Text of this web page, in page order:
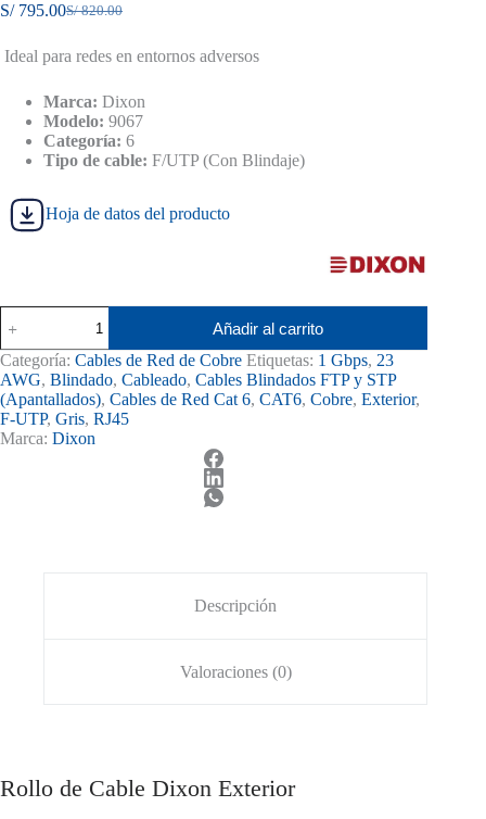
S/820.00
El
original
S/ 820.00.
S/795.00El
actual
S/ 795.00.
Ideal para redes en entornos adversos
Marca: Dixon
Modelo: 9067
Categoría: 6
Tipo de cable: F/UTP (Con Blindaje)
Hoja de datos del producto
de
Cable
F/UTP
Dixon
Cat6
Exterior
Negro
Añadir al carrito
Categoría: Cables de Red de Cobre Etiquetas: 1 Gbps, 23
AWG, Blindado, Cableado, Cables Blindados FTP y STP
(Apantallados), Cables de Red Cat 6, CAT6, Cobre, Exterior,
F-UTP, Gris, RJ45
Marca: Dixon
Descripción
Valoraciones (0)
Rollo de Cable Dixon Exterior